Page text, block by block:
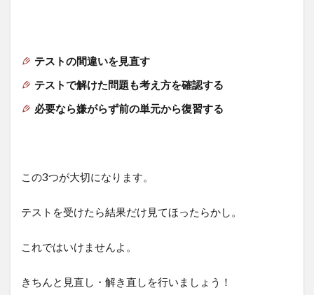
テストの間違いを見直す
テストで解けた問題も考え方を確認する
必要なら嫌がらず前の単元から復習する
この3つが大切になります。
テストを受けたら結果だけ見てほったらかし。
これではいけませんよ。
きちんと見直し・解き直しを行いましょう！